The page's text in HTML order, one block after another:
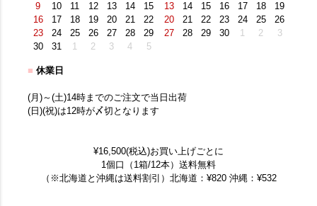
9
10 11 12 13 14
15
16
17 18 19 20 21
22
23
24 25 26 27 28
29
30
31 1 2 3 4 5
13
14 15 16 17 18
19
20
21 22 23 24 25
26
27
28 29 30 1 2 3
■ 休業日
(月)～(土)14時までのご注文で当日出荷
(日)(祝)は12時が〆切となります
¥16,500(税込)お買い上げごとに
1個口（1箱/12本）送料無料
（※北海道と沖縄は送料割引）北海道：¥820 沖縄：¥532